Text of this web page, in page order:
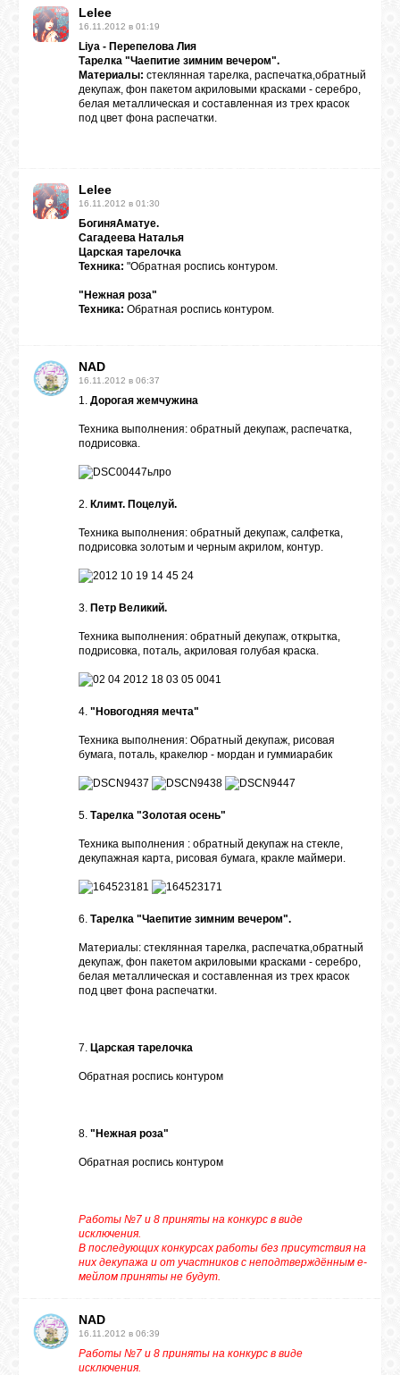
Lelee
16.11.2012 в 01:19
Liya - Перепелова Лия
Тарелка "Чаепитие зимним вечером".
Материалы: стеклянная тарелка, распечатка,обратный
декупаж, фон пакетом акриловыми красками - серебро,
белая металлическая и составленная из трех красок
под цвет фона распечатки.
Lelee
16.11.2012 в 01:30
БогиняАматуе.
Сагадеева Наталья
Царская тарелочка
Техника: "Обратная роспись контуром.
"Нежная роза"
Техника: Обратная роспись контуром.
NAD
16.11.2012 в 06:37
1. Дорогая жемчужина
Техника выполнения: обратный декупаж, распечатка,
подрисовка.
2. Климт. Поцелуй.
Техника выполнения: обратный декупаж, салфетка,
подрисовка золотым и черным акрилом, контур.
3. Петр Великий.
Техника выполнения: обратный декупаж, открытка,
подрисовка, поталь, акриловая голубая краска.
4. "Новогодняя мечта"
Техника выполнения: Обратный декупаж, рисовая
бумага, поталь, кракелюр - мордан и гуммиарабик
5. Тарелка "Золотая осень"
Техника выполнения : обратный декупаж на стекле,
декупажная карта, рисовая бумага, кракле маймери.
6. Тарелка "Чаепитие зимним вечером".
Материалы: стеклянная тарелка, распечатка,обратный
декупаж, фон пакетом акриловыми красками - серебро,
белая металлическая и составленная из трех красок
под цвет фона распечатки.
7. Царская тарелочка
Обратная роспись контуром
8. "Нежная роза"
Обратная роспись контуром
Работы №7 и 8 приняты на конкурс в виде
исключения.
В последующих конкурсах работы без присутствия на
них декупажа и от участников с неподтверждённым е-
мейлом приняты не будут.
NAD
16.11.2012 в 06:39
Работы №7 и 8 приняты на конкурс в виде
исключения.